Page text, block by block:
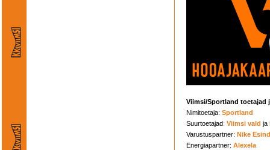
Viimsi/Sportland toetajad
Nimitoetaja: Sportland
Suurtoetajad: Viimsi vald ja
Varustuspartner: Nike
Energiapartner: Alexela